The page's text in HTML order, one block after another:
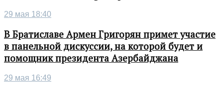
29 мая 18:40
В Братиславе Армен Григорян примет участие
в панельной дискуссии, на которой будет и
помощник президента Азербайджана
29 мая 16:49